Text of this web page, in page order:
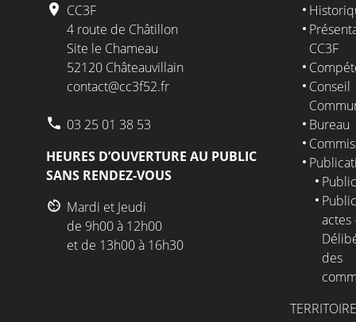
CC3F
4 route de Châtillon
Site le Chameau
52120 Châteauvillain
contact@cc3f52.fr
03 25 01 38 53
HEURES D’OUVERTURE AU PUBLIC
SANS RENDEZ-VOUS
Mardi et Jeudi
de 9h00 à 12h00
et de 13h00 à 16h30
CC3F
Conseil
Bureau
actes
des
TERRITOIRE